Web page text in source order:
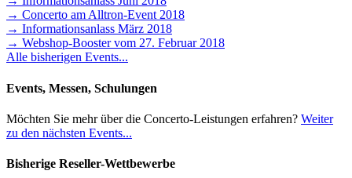
→ Concerto am Alltron-Event 2018
→ Informationsanlass März 2018
→ Webshop-Booster vom 27. Februar 2018
Alle bisherigen Events...
Events, Messen, Schulungen
Möchten Sie mehr über die Concerto-Leistungen erfahren? Weiter
zu den nächsten Events...
Bisherige Reseller-Wettbewerbe